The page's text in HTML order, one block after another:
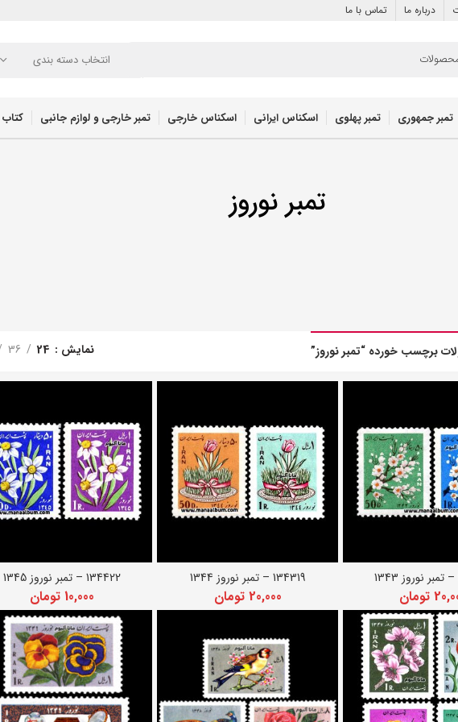
درباره ما تماس با ما
انتخاب دسته بندی
تمبر جمهوری تمبر پهلوی اسکناس ایرانی اسکناس خارجی تمبر خارجی و لوازم جانبی کتاب
تمبر نوروز
برچسب خورده “تمبر نوروز” نمایش 24
36
به سبد خرید
تومان
افزودن به سبد خرید134319 – تمبر نوروز 1344
20,000 تومان
افزودن به سبد خرید134422 – تمبر نوروز 1345
10,000 تومان